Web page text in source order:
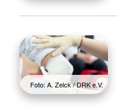
Foto: A. Zelck / DRK e.V.